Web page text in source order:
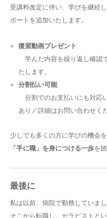
受講料改定に伴い、学びを継続
ポートを追加いたします。
復習動画プレゼント
学んだ内容を繰り返し確認
たします。
分割払い可能
分割でのお支払いにも対応
あり／詳細はお問い合わせく
少しでも多くの方に学びの機会を
「手に職」を身につける一歩を
最後に
私は以前、病院で勤務していまし
そこから転職し、セラピストと